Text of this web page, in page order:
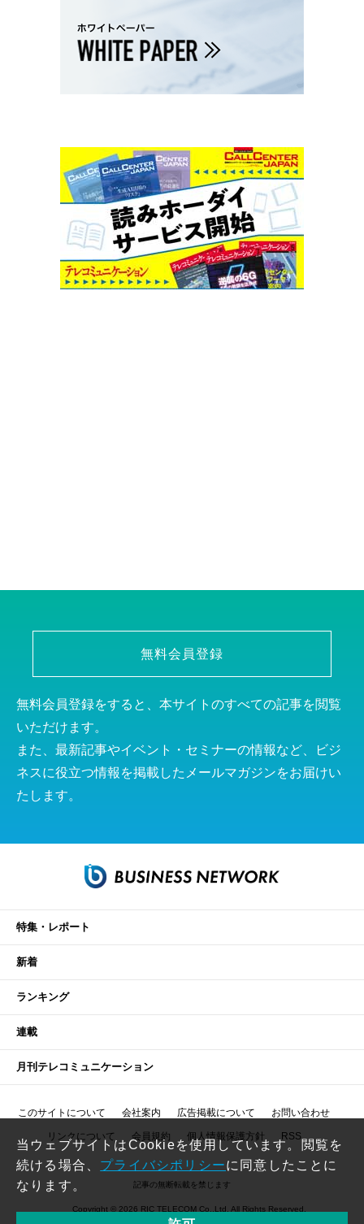
無料会員登録
無料会員登録をすると、本サイトのすべての記事を閲覧
いただけます。
また、最新記事やイベント・セミナーの情報など、ビジ
ネスに役立つ情報を掲載したメールマガジンをお届けい
たします。
特集・レポート
新着
ランキング
連載
月刊テレコミュニケーション
このサイトについて 会社案内 広告掲載について お問い合わせ
リンクについて 会員規約 個人情報保護方針 RSS
記事の無断転載を禁じます
Copyright © 2026 RIC TELECOM Co.,Ltd. All Rights Reserved.
当ウェブサイトはCookieを使用しています。閲覧を
続ける場合、 プライバシポリシーに同意したことに
なります。